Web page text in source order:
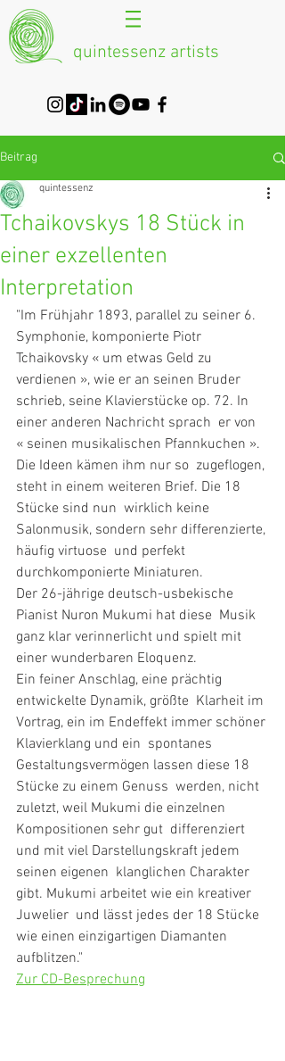
quintessenz artists
Beitrag
Tchaikovskys 18 Stück in
einer exzellenten
Interpretation
quintessenz
"Im Frühjahr 1893, parallel zu seiner 6.
Symphonie, komponierte Piotr
Tchaikovsky « um etwas Geld zu
verdienen », wie er an seinen Bruder
schrieb, seine Klavierstücke op. 72. In
einer anderen Nachricht sprach  er von
« seinen musikalischen Pfannkuchen ».
Die Ideen kämen ihm nur so  zugeflogen,
steht in einem weiteren Brief. Die 18
Stücke sind nun  wirklich keine
Salonmusik, sondern sehr differenzierte,
häufig virtuose  und perfekt
durchkomponierte Miniaturen.
Der 26-jährige deutsch-usbekische
Pianist Nuron Mukumi hat diese  Musik
ganz klar verinnerlicht und spielt mit
einer wunderbaren Eloquenz.
Ein feiner Anschlag, eine prächtig
entwickelte Dynamik, größte  Klarheit im
Vortrag, ein im Endeffekt immer schöner
Klavierklang und ein  spontanes
Gestaltungsvermögen lassen diese 18
Stücke zu einem Genuss  werden, nicht
zuletzt, weil Mukumi die einzelnen
Kompositionen sehr gut  differenziert
und mit viel Darstellungskraft jedem
seinen eigenen  klanglichen Charakter
gibt. Mukumi arbeitet wie ein kreativer
Juwelier  und lässt jedes der 18 Stücke
wie einen einzigartigen Diamanten
aufblitzen."
Zur CD-Besprechung